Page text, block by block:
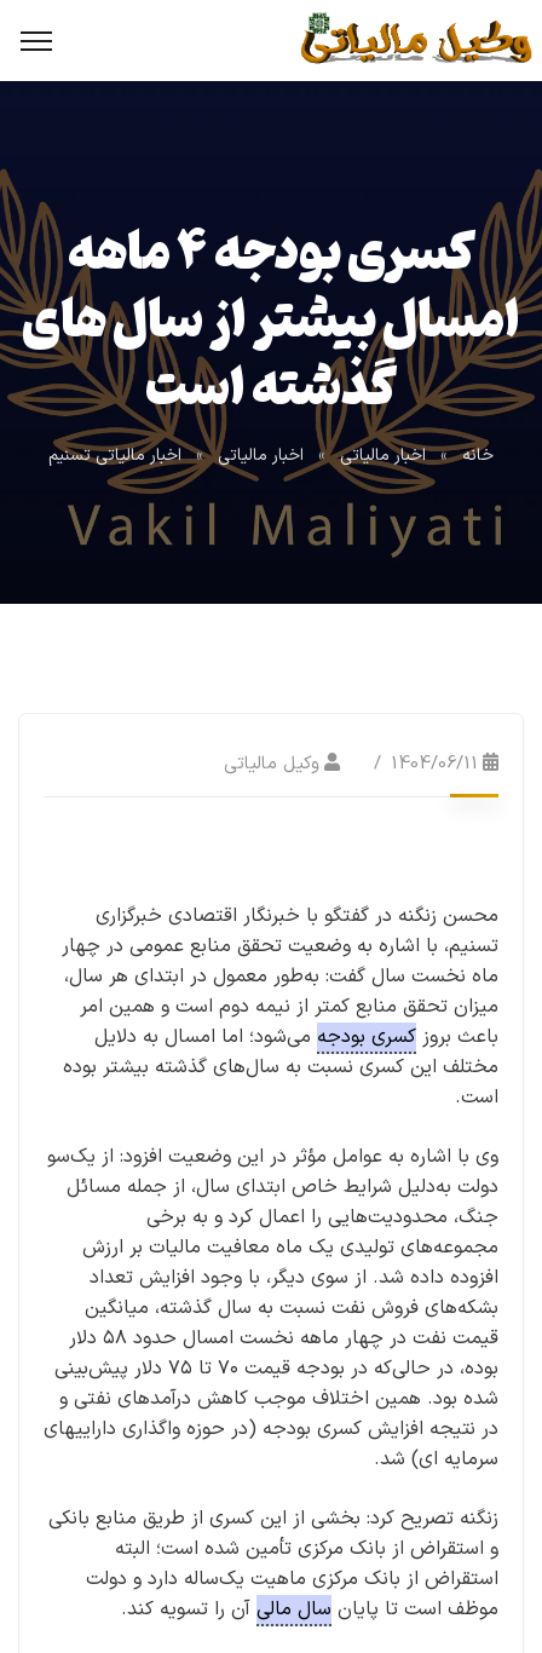
کسری بودجه ۴ ماهه
امسال بیشتر از سال های
گذشته است
خانه » اخبار مالیاتی » اخبار مالیاتی » اخبار مالیاتی تسنیم
1404/06/11 وکیل مالیاتی
محسن زنگنه در گفتگو با خبرنگار اقتصادی خبرگزاری
تسنیم،‌ با اشاره به وضعیت تحقق منابع عمومی در چهار
ماه نخست سال گفت: به‌طور معمول در ابتدای هر سال،
میزان تحقق منابع کمتر از نیمه دوم است و همین امر
باعث بروز کسری بودجه می‌شود؛ اما امسال به دلایل
مختلف این کسری نسبت به سال‌های گذشته بیشتر بوده
است.
وی با اشاره به عوامل مؤثر در این وضعیت افزود: از یک‌سو
دولت به‌دلیل شرایط خاص ابتدای سال، از جمله مسائل
جنگ، محدودیت‌هایی را اعمال کرد و به برخی
مجموعه‌های تولیدی یک ماه معافیت مالیات بر ارزش
افزوده داده شد. از سوی دیگر، با وجود افزایش تعداد
بشکه‌های فروش نفت نسبت به سال گذشته، میانگین
قیمت نفت در چهار ماهه نخست امسال حدود ۵۸ دلار
بوده، در حالی‌که در بودجه قیمت ۷۰ تا ۷۵ دلار پیش‌بینی
شده بود. همین اختلاف موجب کاهش درآمدهای نفتی و
در نتیجه افزایش کسری بودجه (در حوزه واگذاری داراییهای
سرمایه ای) شد.
زنگنه تصریح کرد: بخشی از این کسری از طریق منابع بانکی
و استقراض از بانک مرکزی تأمین شده است؛ البته
استقراض از بانک مرکزی ماهیت یک‌ساله دارد و دولت
موظف است تا پایان سال مالی آن را تسویه کند.